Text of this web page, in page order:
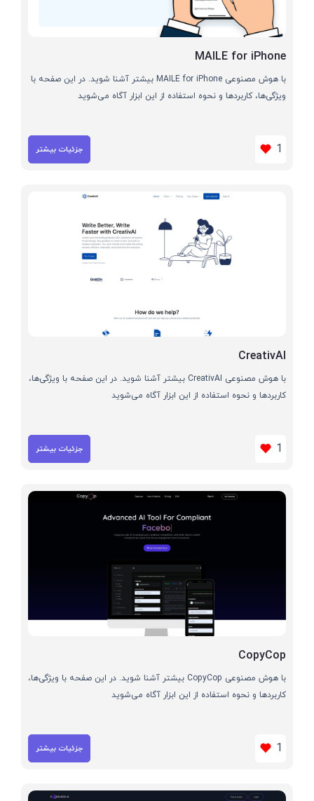
MAILE for iPhone
با هوش مصنوعی MAILE for iPhone بیشتر آشنا شوید. در این صفحه با
ویژگی‌ها، کاربردها و نحوه استفاده از این ابزار آگاه می‌شوید
1 جزئیات بیشتر
CreativAI
با هوش مصنوعی CreativAI بیشتر آشنا شوید. در این صفحه با ویژگی‌ها،
کاربردها و نحوه استفاده از این ابزار آگاه می‌شوید
1 جزئیات بیشتر
CopyCop
با هوش مصنوعی CopyCop بیشتر آشنا شوید. در این صفحه با ویژگی‌ها،
کاربردها و نحوه استفاده از این ابزار آگاه می‌شوید
1 جزئیات بیشتر